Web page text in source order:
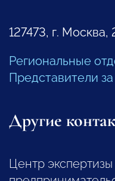
127473, г.
Региональные
Представители
Другие
Центр